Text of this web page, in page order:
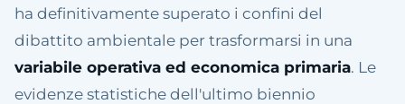
ha definitivamente superato i confini del
dibattito ambientale per trasformarsi in una
variabile operativa ed economica primaria. Le
evidenze statistiche dell'ultimo biennio